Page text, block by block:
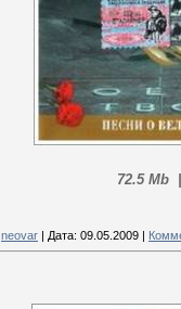
72.5 Mb
neovar | Дата: 09.05.2009 |